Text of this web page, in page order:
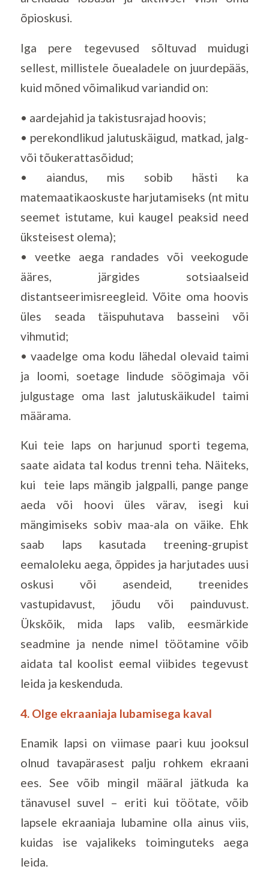
õpioskusi.
Iga pere tegevused sõltuvad muidugi
sellest, millistele õuealadele on juurdepääs,
kuid mõned võimalikud variandid on:
• aardejahid ja takistusrajad hoovis;
• perekondlikud jalutuskäigud, matkad, jalg-
või tõukerattasõidud;
• aiandus, mis sobib hästi ka
matemaatikaoskuste harjutamiseks (nt mitu
seemet istutame, kui kaugel peaksid need
üksteisest olema);
• veetke aega randades või veekogude
ääres, järgides sotsiaalseid
distantseerimisreegleid. Võite oma hoovis
üles seada täispuhutava basseini või
vihmutid;
• vaadelge oma kodu lähedal olevaid taimi
ja loomi, soetage lindude söögimaja või
julgustage oma last jalutuskäikudel taimi
määrama.
Kui teie laps on harjunud sporti tegema,
saate aidata tal kodus trenni teha. Näiteks,
kui teie laps mängib jalgpalli, pange pange
aeda või hoovi üles värav, isegi kui
mängimiseks sobiv maa-ala on väike. Ehk
saab laps kasutada treening-grupist
eemaloleku aega, õppides ja harjutades uusi
oskusi või asendeid, treenides
vastupidavust, jõudu või painduvust.
Ükskõik, mida laps valib, eesmärkide
seadmine ja nende nimel töötamine võib
aidata tal koolist eemal viibides tegevust
leida ja keskenduda.
4. Olge ekraaniaja lubamisega kaval
Enamik lapsi on viimase paari kuu jooksul
olnud tavapärasest palju rohkem ekraani
ees. See võib mingil määral jätkuda ka
tänavusel suvel – eriti kui töötate, võib
lapsele ekraaniaja lubamine olla ainus viis,
kuidas ise vajalikeks toiminguteks aega
leida.